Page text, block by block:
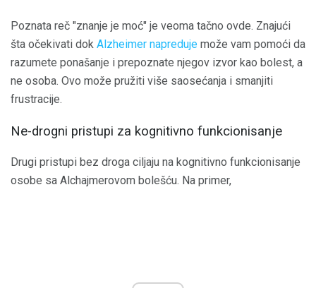
Poznata reč "znanje je moć" je veoma tačno ovde. Znajući
šta očekivati ​​dok Alzheimer napreduje može vam pomoći da
razumete ponašanje i prepoznate njegov izvor kao bolest, a
ne osoba. Ovo može pružiti više saosećanja i smanjiti
frustracije.
Ne-drogni pristupi za kognitivno funkcionisanje
Drugi pristupi bez droga ciljaju na kognitivno funkcionisanje
osobe sa Alchajmerovom bolešću. Na primer,